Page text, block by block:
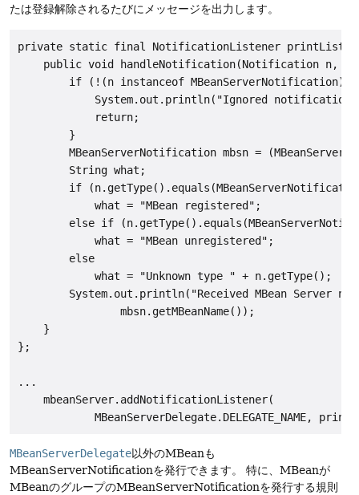
たは登録解除されるたびにメッセージを出力します。
private static final NotificationListener
public void handleNotification(Notification n,
if (!(n instanceof MBeanServerNotification))
System.out.println("Ignored notification
            return;
        }
MBeanServerNotification mbsn =
        String what;
if
            what = "MBean registered";
else if
            what = "MBean unregistered";
        else
            what = "Unknown type " + n.getType();
System.out.println("Received MBean Server
                mbsn.getMBeanName());
    }
};
...
    mbeanServer.addNotificationListener(
MBeanServerDelegate以外のMBeanも
MBeanServerNotificationを発行できます。
特に、MBeanが
MBeanのグループのMBeanServerNotificationを発行する規則